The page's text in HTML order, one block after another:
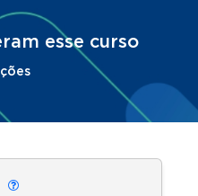
esse curso